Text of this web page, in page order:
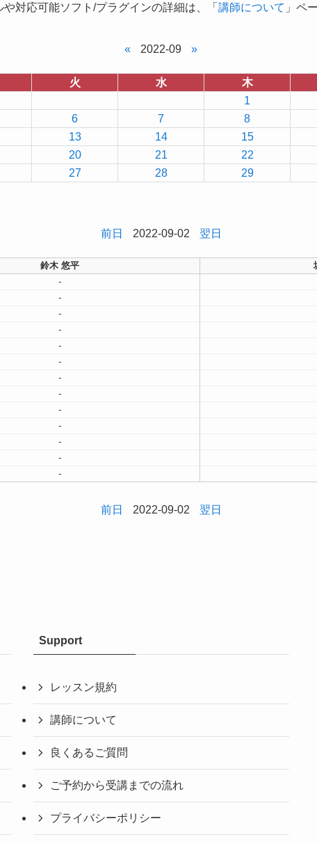
対応可能ソフト/プラグインの詳細は、「 講師について 」ペ
« 2022-09 »
火 水 木
1
6 7 8
13 14 15
20 21 22
27 28 29
前日 2022-09-02 翌日
鈴木 悠平
-
-
-
-
-
-
-
-
-
-
-
-
-
前日 2022-09-02 翌日
Support
レッスン規約
講師について
良くあるご質問
ご予約から受講までの流れ
プライバシーポリシー